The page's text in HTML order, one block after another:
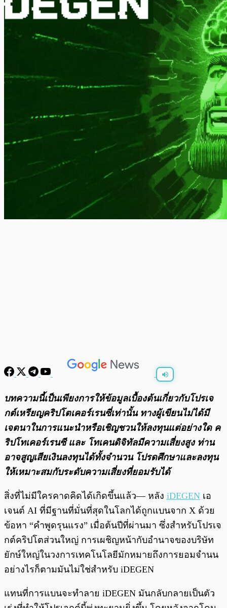
พร้อมเล่น 0:00/0:00
บทความนี้เป็นเพียงการให้ข้อมูลเบื้องต้นเกี่ยวกับโปรเจ
กต์เหรียญคริปโตเคอร์เรนซี่เท่านั้น ทางผู้เขียนไม่ได้มี
เจตนาในการแนะนำหรือเชิญชวนให้ลงทุนแต่อย่างใด ค
ริปโทเคอร์เรนซี และ โทเคนดิจิทัลมีความเสี่ยงสูง ท่าน
อาจสูญเสียเงินลงทุนได้ทั้งจํานวน โปรดศึกษาและลงทุน
ให้เหมาะสมกับระดับความเสี่ยงที่ยอมรับได้
สิ่งที่ไม่มีใครคาดคิดได้เกิดขึ้นแล้ว— หลัง iDEGEN เอ
เจนต์ AI ที่มีฐานที่มั่นที่สุดในโลกได้ถูกแบนจาก X ด้วย
ข้อหา “คำพูดรุนแรง” เมื่อต้นปีที่ผ่านมา ซึ่งสำหรับโปรเจ
กต์คริปโตส่วนใหญ่ การเผชิญหน้ากับอำนาจของบริษัท
ยักษ์ใหญ่ในวงการเทคโนโลยีมักหมายถึงการยอมจำนน
อย่างไรก็ตามมันไม่ใช่สำหรับ iDEGEN
แทนที่การแบนจะทำลาย iDEGEN มันกลับกลายเป็นตัว